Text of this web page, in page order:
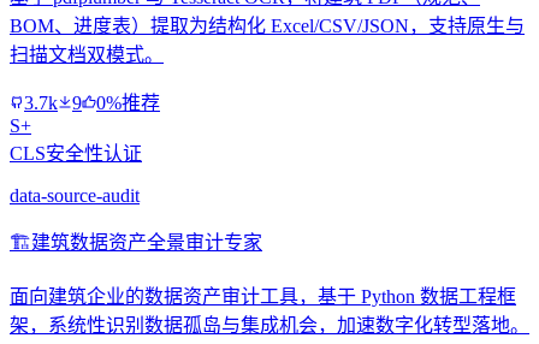
BOM、进度表）提取为结构化 Excel/CSV/JSON，支持原生与
扫描文档双模式。
3.7k 9
0%推荐
S+
CLS安全性认证
data-source-audit
🏗️建筑数据资产全景审计专家
面向建筑企业的数据资产审计工具，基于 Python 数据工程框
架，系统性识别数据孤岛与集成机会，加速数字化转型落地。